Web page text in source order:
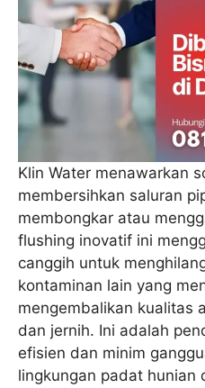
Klin Water menawarkan
membersihkan saluran
membongkar atau
flushing inovatif ini
canggih untuk
kontaminan lain yang
mengembalikan kualitas
dan jernih. Ini adalah
efisien dan minim
lingkungan padat hunian